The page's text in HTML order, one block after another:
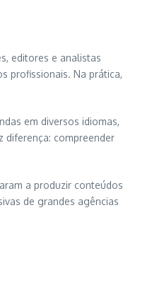
editores e analistas
profissionais. Na prática,
em diversos idiomas,
diferença: compreender
a produzir conteúdos
de grandes agências